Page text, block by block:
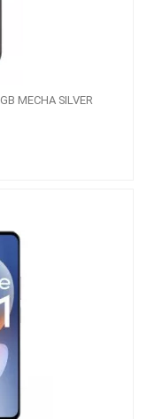
MECHA SILVER